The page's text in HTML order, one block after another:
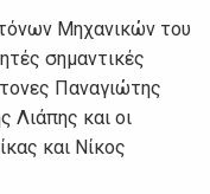
Μηχανικών του
σημαντικές
Παναγιώτης
Λιάπης και οι
και Νίκος